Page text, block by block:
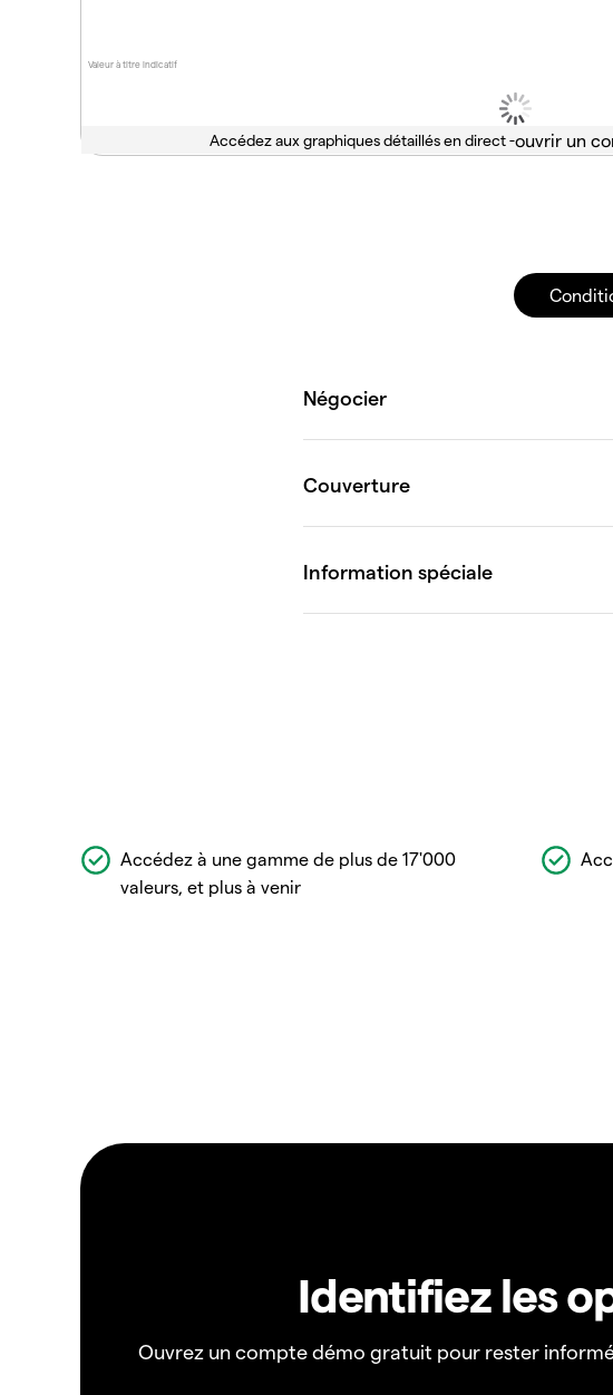
Valeur à titre indicatif
Accédez aux graphiques détaillés en direct -
Accédez à une gamme de plus de 17'000
valeurs, et plus à venir
Identifiez les
Ouvrez un compte démo gratuit pour rester